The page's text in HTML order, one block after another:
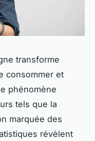
transforme
consommer et
phénomène
tels que la
marquée des
révèlent